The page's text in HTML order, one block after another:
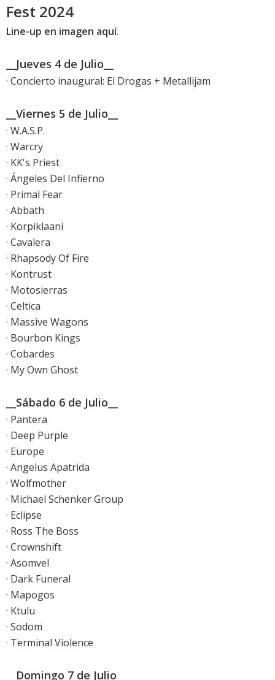
Fest 2024
Line-up en imagen aquí.
__Jueves 4 de Julio__
· Concierto inaugural: El Drogas + Metallijam
__Viernes 5 de Julio__
· W.A.S.P.
· Warcry
· KK's Priest
· Ángeles Del Infierno
· Primal Fear
· Abbath
· Korpiklaani
· Cavalera
· Rhapsody Of Fire
· Kontrust
· Motosierras
· Celtica
· Massive Wagons
· Bourbon Kings
· Cobardes
· My Own Ghost
__Sábado 6 de Julio__
· Pantera
· Deep Purple
· Europe
· Angelus Apatrida
· Wolfmother
· Michael Schenker Group
· Eclipse
· Ross The Boss
· Crownshift
· Asomvel
· Dark Funeral
· Mapogos
· Ktulu
· Sodom
· Terminal Violence
__Domingo 7 de Julio__